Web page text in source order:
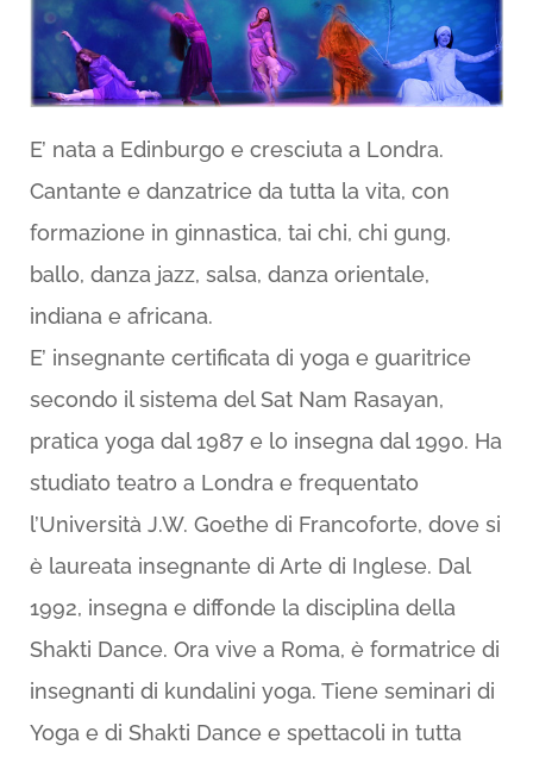
E’ nata a Edinburgo e cresciuta a Londra.
Cantante e danzatrice da tutta la vita, con
formazione in ginnastica, tai chi, chi gung,
ballo, danza jazz, salsa, danza orientale,
indiana e africana.
E’ insegnante certificata di yoga e guaritrice
secondo il sistema del Sat Nam Rasayan,
pratica yoga dal 1987 e lo insegna dal 1990. Ha
studiato teatro a Londra e frequentato
l’Università J.W. Goethe di Francoforte, dove si
è laureata insegnante di Arte di Inglese. Dal
1992, insegna e diffonde la disciplina della
Shakti Dance. Ora vive a Roma, è formatrice di
insegnanti di kundalini yoga. Tiene seminari di
Yoga e di Shakti Dance e spettacoli in tutta